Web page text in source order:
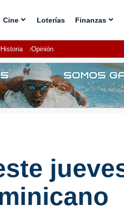
Cine Loterías Finanzas
Historia Opinión